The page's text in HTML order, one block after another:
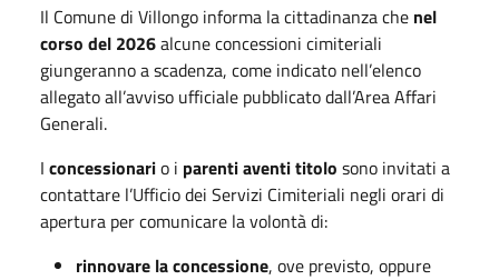
Il Comune di Villongo informa la cittadinanza che nel
corso del 2026alcune concessioni cimiteriali
giungeranno a scadenza, come indicato nell’elenco
allegato all’avviso ufficiale pubblicato dall’Area Affari
Generali.
I concessionario i parenti aventi titolo sono invitati a
contattare l’Ufficio dei Servizi Cimiteriali negli orari di
apertura per comunicare la volontà di:
rinnovare la concessione, ove previsto, oppure